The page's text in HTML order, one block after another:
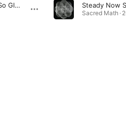
Dark Hysteria (I'm So Glad You're Here) Steady Now
Sacred Math ·